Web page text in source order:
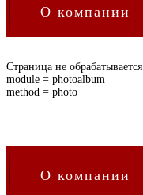
О компании
Страница не обрабатывается
module = photoalbum
method = photo
О компании